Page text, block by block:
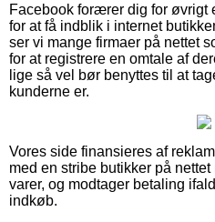
Facebook forærer dig for øvrigt
for at få indblik i internet
ser vi mange firmaer på nettet
for at registrere en omtale af
lige så vel bør benyttes til at
kunderne er.
Vores side finansieres af
med en stribe butikker på
varer, og modtager betaling
indkøb.